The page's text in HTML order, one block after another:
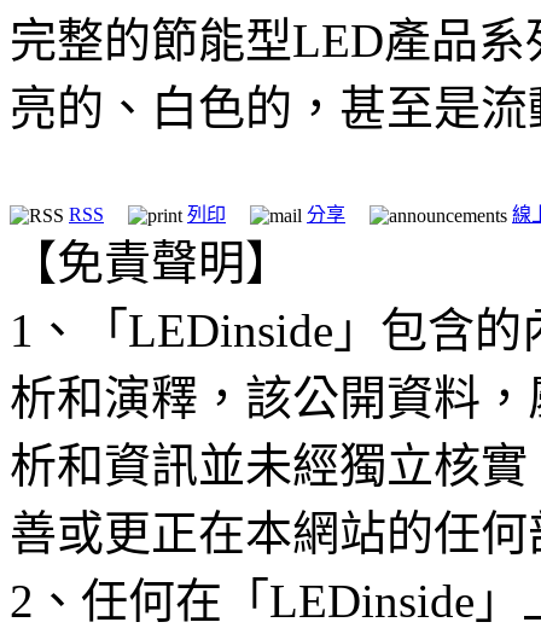
完整的節能型LED產品
亮的、白色的，甚至是
RSS 列印 分享 線
【免責聲明】
1、「LEDinside」包含
析和演釋，該公開資料
析和資訊並未經獨立核
善或更正在本網站的任
2、任何在「LEDinside